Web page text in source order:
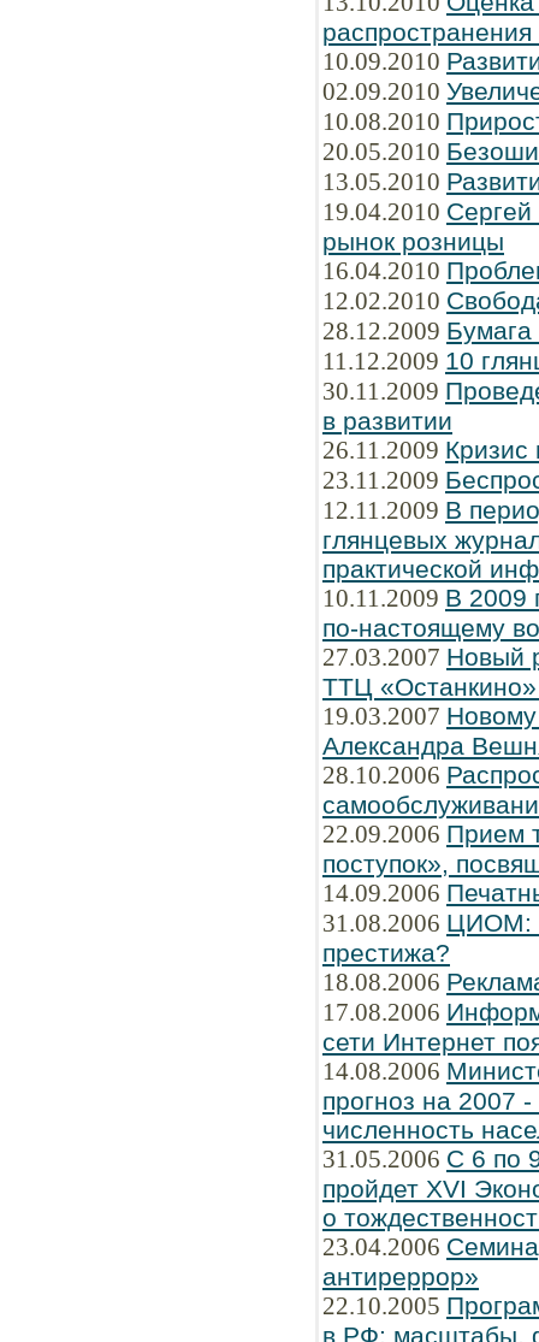
10.09.2010
02.09.2010
10.08.2010
20.05.2010
13.05.2010
19.04.2010 Сергей
рынок розницы
16.04.2010
12.02.2010
28.12.2009
11.12.2009 10
30.11.2009
в развитии
26.11.2009
23.11.2009
12.11.2009 В
глянцевых
практической
10.11.2009 В 2009
по-настоящему
27.03.2007 Новый
ТТЦ
19.03.2007
Александра
28.10.2006
22.09.2006 Прием
поступок»,
14.09.2006
31.08.2006 ЦИОМ:
престижа?
18.08.2006
17.08.2006
сети Интернет
14.08.2006
прогноз на 2007
численность
31.05.2006 С 6 по
пройдет XVI
о
23.04.2006
антиреррор»
22.10.2005
в РФ: масштабы,